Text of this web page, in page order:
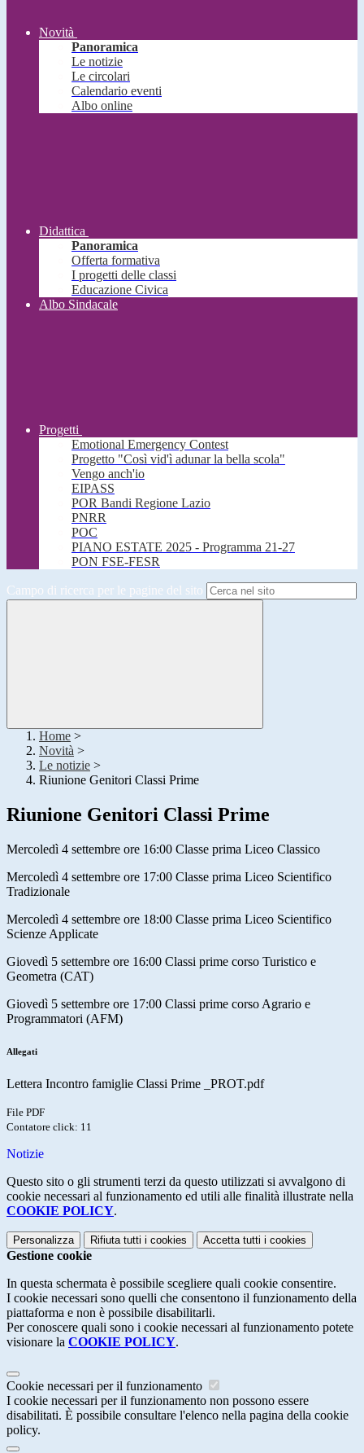
Novità
Panoramica
Le notizie
Le circolari
Calendario eventi
Albo online
Didattica
Panoramica
Offerta formativa
I progetti delle classi
Educazione Civica
Albo Sindacale
Progetti
Emotional Emergency Contest
Progetto "Così vid'ì adunar la bella scola"
Vengo anch'io
EIPASS
POR Bandi Regione Lazio
PNRR
POC
PIANO ESTATE 2025 - Programma 21-27
PON FSE-FESR
Campo di ricerca per le pagine del sito
Home >
Novità >
Le notizie >
Riunione Genitori Classi Prime
Riunione Genitori Classi Prime
Mercoledì 4 settembre ore 16:00 Classe prima Liceo Classico
Mercoledì 4 settembre ore 17:00 Classe prima Liceo Scientifico
Tradizionale
Mercoledì 4 settembre ore 18:00 Classe prima Liceo Scientifico
Scienze Applicate
Giovedì 5 settembre ore 16:00 Classi prime corso Turistico e
Geometra (CAT)
Giovedì 5 settembre ore 17:00 Classi prime corso Agrario e
Programmatori (AFM)
Allegati
Lettera Incontro famiglie Classi Prime _PROT.pdf
File PDF
Contatore click: 11
Notizie
Questo sito o gli strumenti terzi da questo utilizzati si avvalgono di
cookie necessari al funzionamento ed utili alle finalità illustrate nella
COOKIE POLICY.
Personalizza Rifiuta tutti i cookies Accetta tutti i cookies
Gestione cookie
In questa schermata è possibile scegliere quali cookie consentire.
I cookie necessari sono quelli che consentono il funzionamento della
piattaforma e non è possibile disabilitarli.
Per conoscere quali sono i cookie necessari al funzionamento potete
visionare la COOKIE POLICY.
Cookie necessari per il funzionamento
I cookie necessari per il funzionamento non possono essere
disabilitati. È possibile consultare l'elenco nella pagina della cookie
policy.